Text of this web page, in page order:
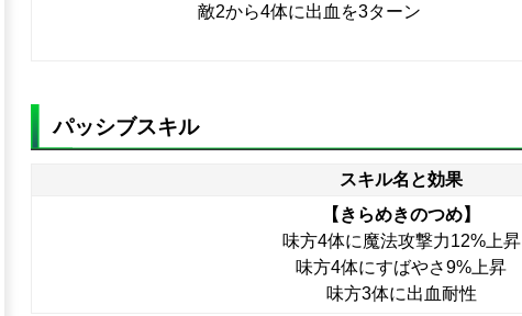
敵2から4体に出血を3ターン
パッシブスキル
スキル名と効果
【きらめきのつめ】
味方4体に魔法攻撃力12%上昇
味方4体にすばやさ9%上昇
味方3体に出血耐性